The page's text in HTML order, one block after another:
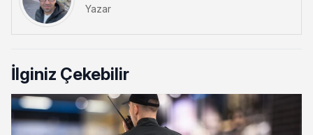
Yazar
İlginiz Çekebilir